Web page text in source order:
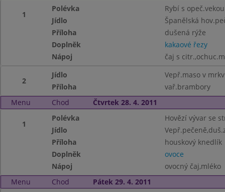
1
Polévka
Rybí s opeč.vekou
Jídlo
Španělská
Příloha
dušená rýže
Doplněk
kakaové řezy
Nápoj
čaj s
2
Jídlo
Vepř.maso v
Příloha
vař.brambory
Menu
Chod Čtvrtek 28. 4. 2011
1
Polévka
Hovězí vývar se
Jídlo
Příloha
houskový knedlík
Doplněk
ovoce
Nápoj
ovocný čaj,mléko
Menu
Chod Pátek 29. 4. 2011